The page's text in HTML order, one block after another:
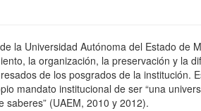
la Universidad Autónoma del Estado de
la organización, la preservación y la
de los posgrados de la institución.
mandato institucional de ser “una
(UAEM, 2010 y 2012).